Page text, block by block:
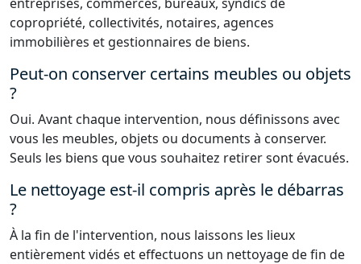
copropriété, collectivités, notaires, agences
immobilières et gestionnaires de biens.
Peut-on conserver certains meubles ou objets
?
Oui. Avant chaque intervention, nous définissons avec
vous les meubles, objets ou documents à conserver.
Seuls les biens que vous souhaitez retirer sont évacués.
Le nettoyage est-il compris après le débarras
?
À la fin de l'intervention, nous laissons les lieux
entièrement vidés et effectuons un nettoyage de fin de